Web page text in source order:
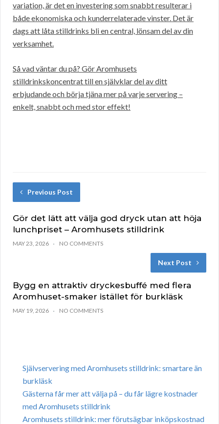
variation, är det en investering som snabbt resulterar i
både ekonomiska och kunderrelaterade vinster. Det är
dags att låta stilldrinks bli en central, lönsam del av din
verksamhet.
Så vad väntar du på? Gör Aromhusets
stilldrinkskoncentrat till en självklar del av ditt
erbjudande och börja tjäna mer på varje servering –
enkelt, snabbt och med stor effekt!
Previous Post
Gör det lätt att välja god dryck utan att höja
lunchpriset – Aromhusets stilldrink
MAY 23, 2026 NO COMMENTS
Next Post
Bygg en attraktiv dryckesbuffé med flera
Aromhuset-smaker istället för burkläsk
MAY 19, 2026 NO COMMENTS
Självservering med Aromhusets stilldrink: smartare än
burkläsk
Gästerna får mer att välja på – du får lägre kostnader
med Aromhusets stilldrink
Aromhusets stilldrink: mer förutsägbar inköpskostnad